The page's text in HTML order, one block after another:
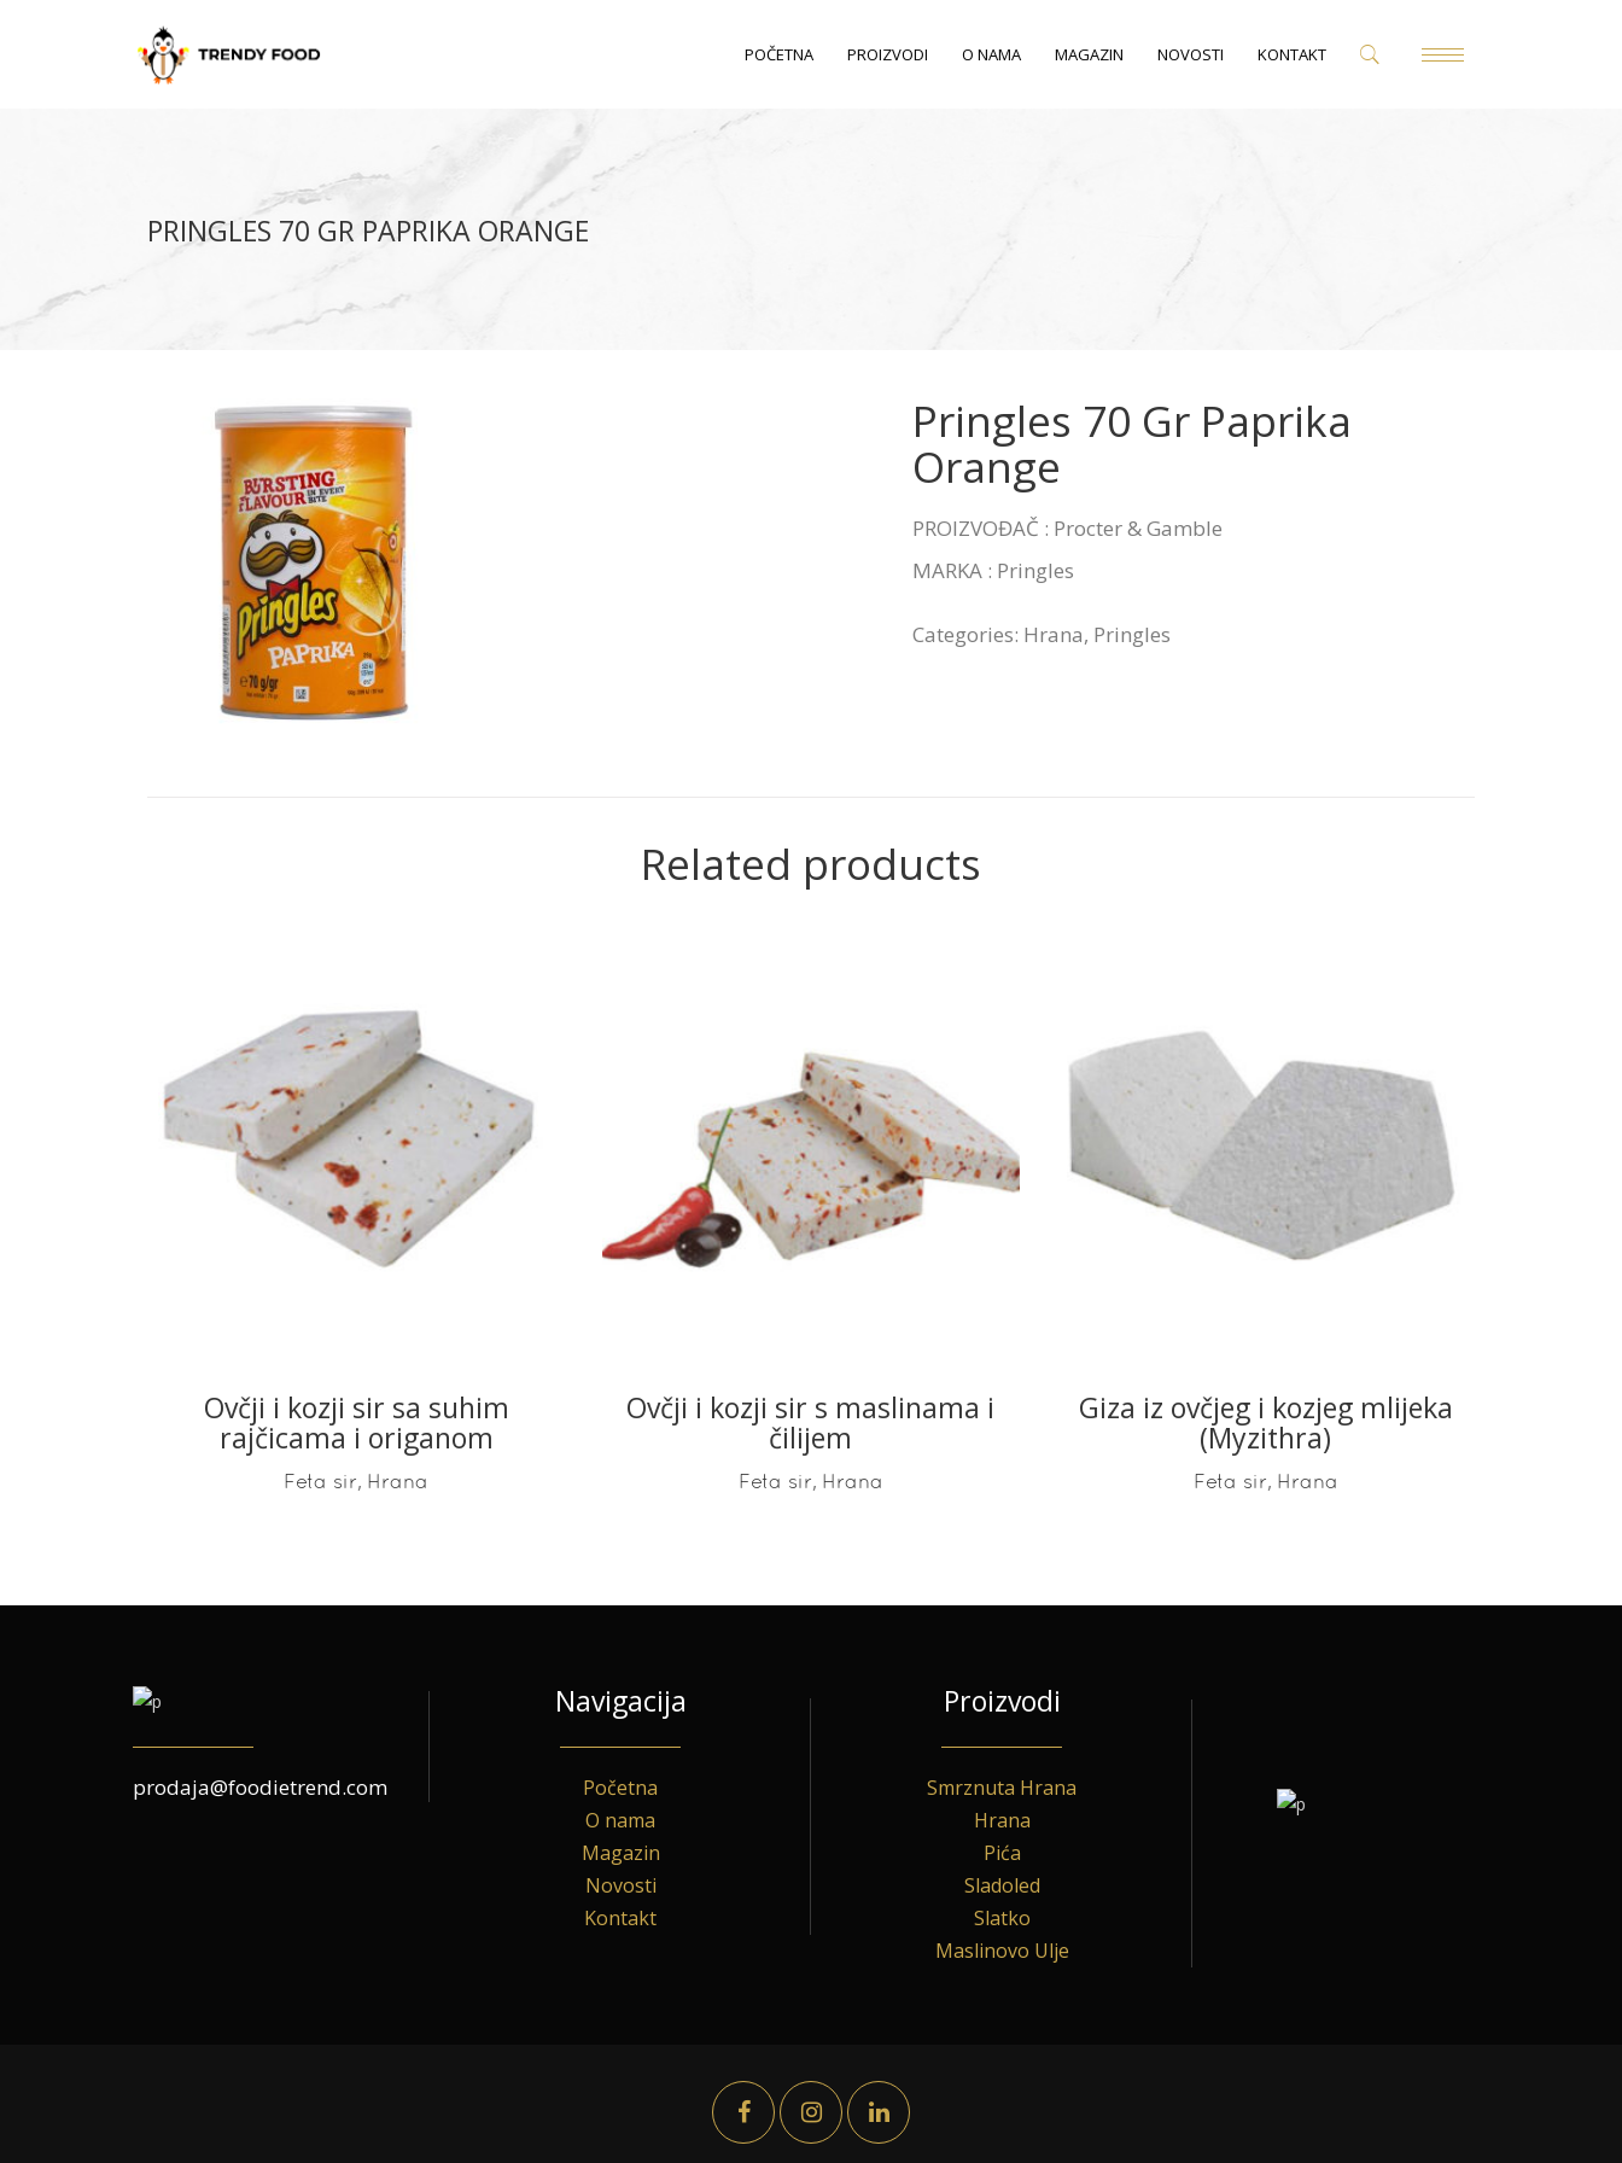
POČETNA PROIZVODI O NAMA MAGAZIN NOVOSTI KONTAKT
PRINGLES 70 GR PAPRIKA ORANGE
Pringles 70 Gr Paprika
Orange
PROIZVOĐAČ : Procter & Gamble
MARKA : Pringles
Categories: Hrana, Pringles
Related products
READ MORE
Ovčji i kozji sir sa suhim
rajčicama i origanom
Feta sir, Hrana
READ MORE
Ovčji i kozji sir s maslinama i
čilijem
Feta sir, Hrana
READ MORE
Giza iz ovčjeg i kozjeg mlijeka
(Myzithra)
Feta sir, Hrana
prodaja@foodietrend.com
Navigacija
Početna
O nama
Magazin
Novosti
Kontakt
Proizvodi
Smrznuta Hrana
Hrana
Pića
Sladoled
Slatko
Maslinovo Ulje